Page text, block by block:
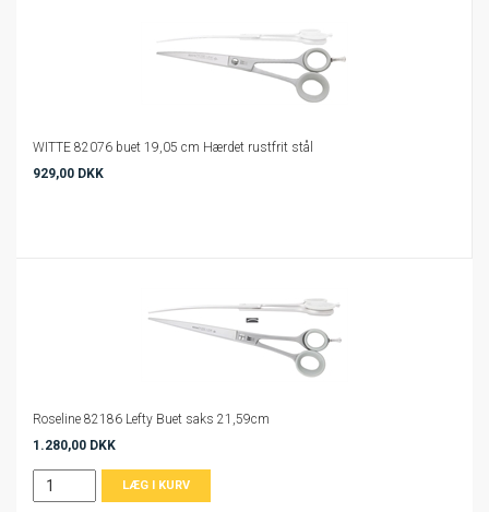
WITTE 82076 buet 19,05 cm Hærdet rustfrit stål
929,00 DKK
Roseline 82186 Lefty Buet saks 21,59cm
1.280,00 DKK